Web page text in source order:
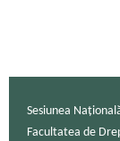
Sesiunea
Facultatea de